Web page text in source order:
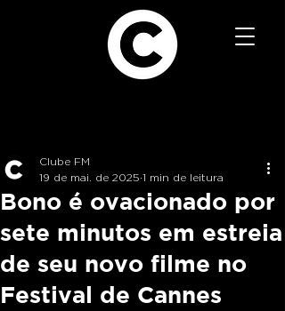
Bono é ovacionado por
sete minutos em estreia
de seu novo filme no
Festival de Cannes
Clube FM
19 de mai. de 2025 1 min de leitura